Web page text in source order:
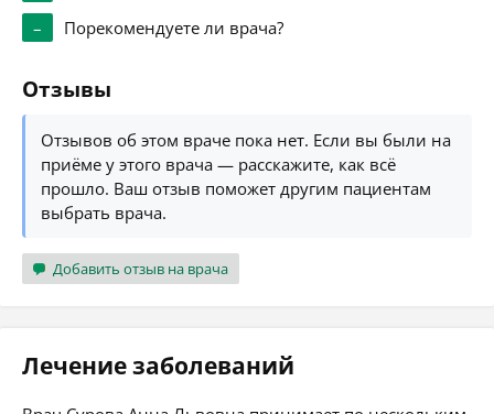
–
Порекомендуете ли врача?
Отзывы
Отзывов об этом враче пока нет. Если вы были на
приёме у этого врача — расскажите, как всё
прошло. Ваш отзыв поможет другим пациентам
выбрать врача.
Добавить отзыв на врача
Лечение заболеваний